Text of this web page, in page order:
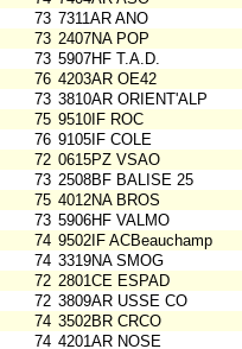
73 7311AR ANO
73 2407NA POP
73 5907HF T.A.D.
76 4203AR OE42
73 3810AR ORIENT'ALP
75 9510IF ROC
76 9105IF COLE
72 0615PZ VSAO
73 2508BF BALISE 25
75 4012NA BROS
73 5906HF VALMO
74 9502IF ACBeauchamp
74 3319NA SMOG
72 2801CE ESPAD
72 3809AR USSE CO
74 3502BR CRCO
74 4201AR NOSE